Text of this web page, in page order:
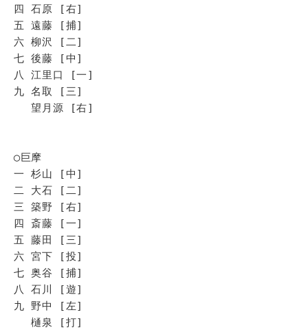
四 石原 [右]
五 遠藤 [捕]
六 柳沢 [二]
七 後藤 [中]
八 江里口 [一]
九 名取 [三]
望月源 [右]
◯巨摩
一 杉山 [中]
二 大石 [二]
三 築野 [右]
四 斎藤 [一]
五 藤田 [三]
六 宮下 [投]
七 奥谷 [捕]
八 石川 [遊]
九 野中 [左]
樋泉 [打]